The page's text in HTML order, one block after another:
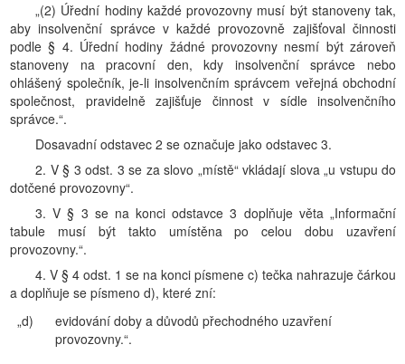
„(2) Úřední hodiny každé provozovny musí být stanoveny tak,
aby insolvenční správce v každé provozovně zajišťoval činnosti
podle § 4. Úřední hodiny žádné provozovny nesmí být zároveň
stanoveny na pracovní den, kdy insolvenční správce nebo
ohlášený společník, je-li insolvenčním správcem veřejná obchodní
společnost, pravidelně zajišťuje činnost v sídle insolvenčního
správce.“.
Dosavadní odstavec 2 se označuje jako odstavec 3.
2. V § 3 odst. 3 se za slovo „místě“ vkládají slova „u vstupu do
dotčené provozovny“.
3. V § 3 se na konci odstavce 3 doplňuje věta „Informační
tabule musí být takto umístěna po celou dobu uzavření
provozovny.“.
4. V § 4 odst. 1 se na konci písmene c) tečka nahrazuje čárkou
a doplňuje se písmeno d), které zní:
„d)
evidování doby a důvodů přechodného uzavření
provozovny.“.